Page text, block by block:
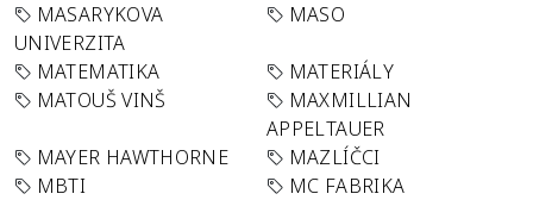
MASARYKOVA
UNIVERZITA
MASO
MATEMATIKA
MATERIÁLY
MATOUŠ VINŠ
MAXMILLIAN
APPELTAUER
MAYER HAWTHORNE
MAZLÍČCI
MBTI
MC FABRIKA